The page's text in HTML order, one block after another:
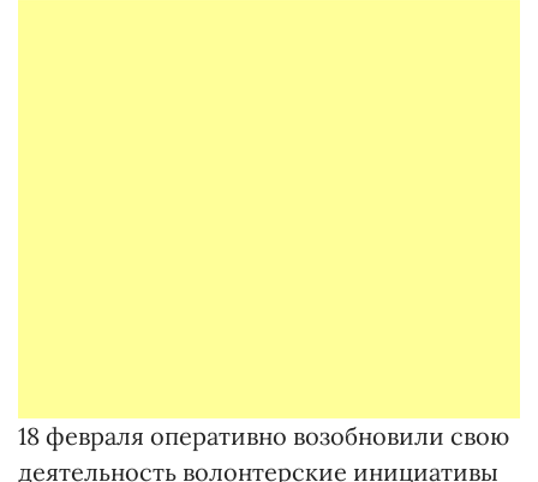
18 февраля оперативно возобновили свою
деятельность волонтерские инициативы